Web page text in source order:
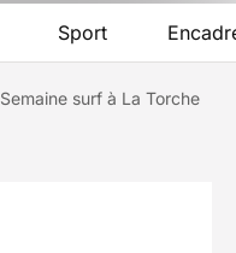
Sport
Semaine surf à La Torche